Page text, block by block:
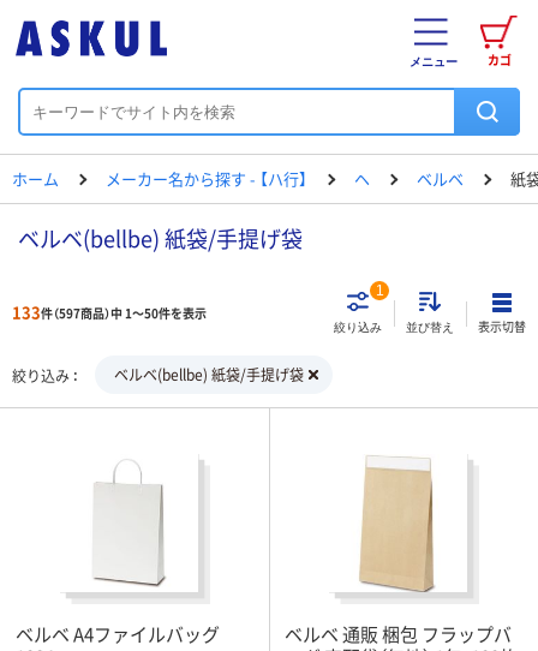
カゴ
メニュー
ホーム メーカー名から探す - 【ハ行】 ヘ ベルベ 紙
ベルベ(bellbe) 紙袋/手提げ袋
133件（597商品）中 1～50件を表示
絞り込み
1
並び替え 表示切替
絞り込み ベルベ(bellbe) 紙袋/手提げ袋
ベルベ A4ファイルバッグ
ベルベ 通販 梱包 フラップバ